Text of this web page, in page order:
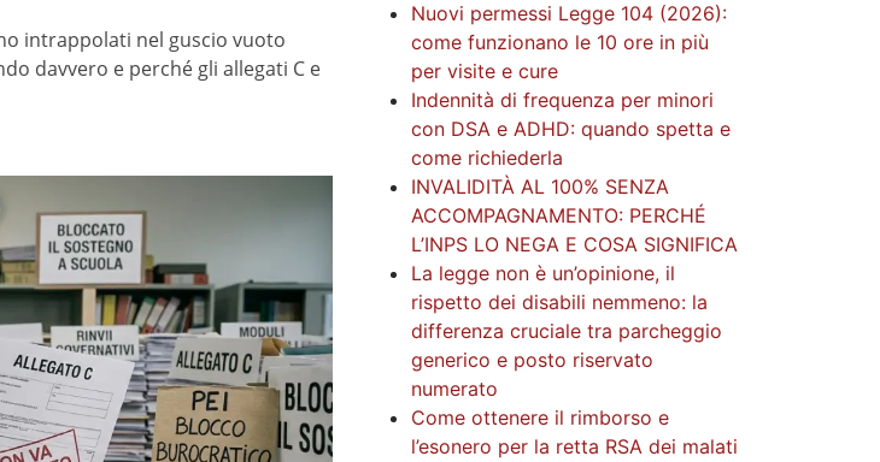
intrappolati nel guscio vuoto
davvero e perché gli allegati C e
Nuovi permessi Legge 104 (2026):
come funzionano le 10 ore in più
per visite e cure
Indennità di frequenza per minori
con DSA e ADHD: quando spetta e
come richiederla
INVALIDITÀ AL 100% SENZA
ACCOMPAGNAMENTO: PERCHÉ
L’INPS LO NEGA E COSA SIGNIFICA
La legge non è un’opinione, il
rispetto dei disabili nemmeno: la
differenza cruciale tra parcheggio
generico e posto riservato
numerato
Come ottenere il rimborso e
l’esonero per la retta RSA dei malati